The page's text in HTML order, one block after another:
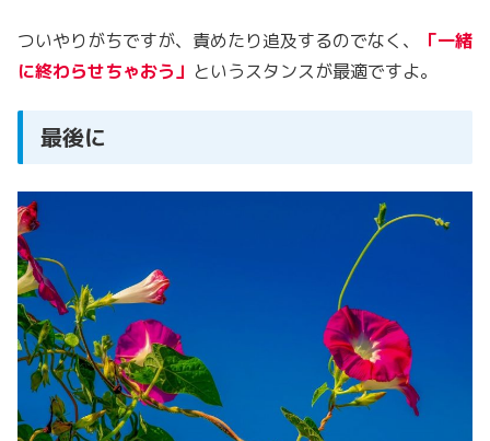
ついやりがちですが、責めたり追及するのでなく、
「一緒
に終わらせちゃおう」 というスタンスが最適ですよ。
最後に